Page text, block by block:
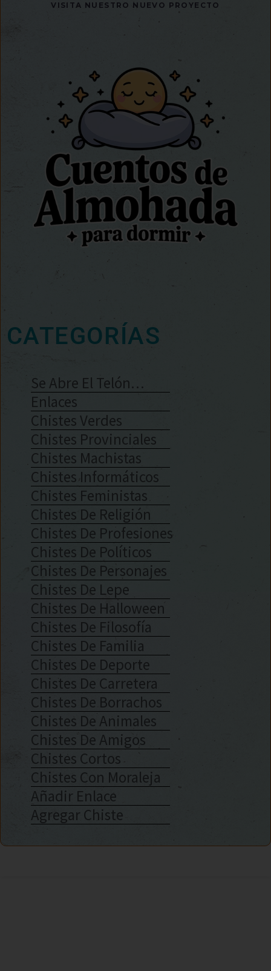
VISITA NUESTRO NUEVO PROYECTO
CATEGORÍAS
Se Abre El Telón…
Enlaces
Chistes Verdes
Chistes Provinciales
Chistes Machistas
Chistes Informáticos
Chistes Feministas
Chistes De Religión
Chistes De Profesiones
Chistes De Políticos
Chistes De Personajes
Chistes De Lepe
Chistes De Halloween
Chistes De Filosofía
Chistes De Familia
Chistes De Deporte
Chistes De Carretera
Chistes De Borrachos
Chistes De Animales
Chistes De Amigos
Chistes Cortos
Chistes Con Moraleja
Añadir Enlace
Agregar Chiste